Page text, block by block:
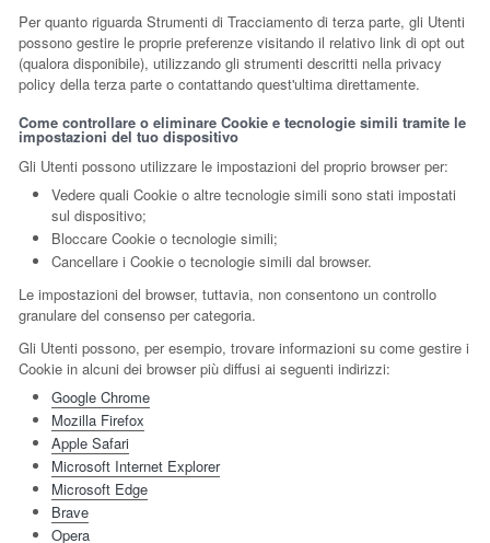
Per quanto riguarda Strumenti di Tracciamento di terza parte, gli Utenti
possono gestire le proprie preferenze visitando il relativo link di opt out
(qualora disponibile), utilizzando gli strumenti descritti nella privacy
policy della terza parte o contattando quest'ultima direttamente.
Come controllare o eliminare Cookie e tecnologie simili tramite le
impostazioni del tuo dispositivo
Gli Utenti possono utilizzare le impostazioni del proprio browser per:
Vedere quali Cookie o altre tecnologie simili sono stati impostati
sul dispositivo;
Bloccare Cookie o tecnologie simili;
Cancellare i Cookie o tecnologie simili dal browser.
Le impostazioni del browser, tuttavia, non consentono un controllo
granulare del consenso per categoria.
Gli Utenti possono, per esempio, trovare informazioni su come gestire i
Cookie in alcuni dei browser più diffusi ai seguenti indirizzi:
Google Chrome
Mozilla Firefox
Apple Safari
Microsoft Internet Explorer
Microsoft Edge
Brave
Opera